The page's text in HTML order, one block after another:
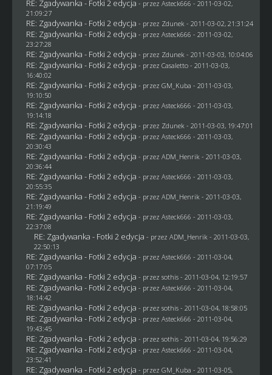
RE: Zgadywanka - Fotki 2 edycja - przez Asteck666 - 2011-03-02,
21:09:27
RE: Zgadywanka - Fotki 2 edycja - przez Zdunek- 2011-03-02, 21:31:24
RE: Zgadywanka - Fotki 2 edycja - przez Asteck666 - 2011-03-02,
23:27:28
RE: Zgadywanka - Fotki 2 edycja - przez Zdunek- 2011-03-03, 10:04:06
RE: Zgadywanka - Fotki 2 edycja - przez Casaletto- 2011-03-03,
16:40:02
RE: Zgadywanka - Fotki 2 edycja - przez GM_Kuba - 2011-03-03,
19:10:50
RE: Zgadywanka - Fotki 2 edycja - przez Asteck666 - 2011-03-03,
19:14:18
RE: Zgadywanka - Fotki 2 edycja - przez Zdunek- 2011-03-03, 19:47:01
RE: Zgadywanka - Fotki 2 edycja - przez Asteck666 - 2011-03-03,
20:30:43
RE: Zgadywanka - Fotki 2 edycja - przez ADM_Henrik- 2011-03-03,
20:36:44
RE: Zgadywanka - Fotki 2 edycja - przez Asteck666 - 2011-03-03,
20:55:35
RE: Zgadywanka - Fotki 2 edycja - przez ADM_Henrik- 2011-03-03,
21:19:49
RE: Zgadywanka - Fotki 2 edycja - przez Asteck666 - 2011-03-03,
22:37:08
RE: Zgadywanka - Fotki 2 edycja - przez ADM_Henrik- 2011-03-03,
22:50:13
RE: Zgadywanka - Fotki 2 edycja - przez Asteck666 - 2011-03-04,
07:17:05
RE: Zgadywanka - Fotki 2 edycja - przez sothis- 2011-03-04, 12:19:57
RE: Zgadywanka - Fotki 2 edycja - przez Asteck666 - 2011-03-04,
18:14:42
RE: Zgadywanka - Fotki 2 edycja - przez sothis- 2011-03-04, 18:58:05
RE: Zgadywanka - Fotki 2 edycja - przez Asteck666 - 2011-03-04,
19:43:45
RE: Zgadywanka - Fotki 2 edycja - przez sothis- 2011-03-04, 19:56:29
RE: Zgadywanka - Fotki 2 edycja - przez Asteck666 - 2011-03-04,
23:52:41
RE: Zgadywanka - Fotki 2 edycja - przez GM_Kuba - 2011-03-05,